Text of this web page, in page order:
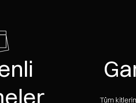
tarafından çevreye karşı geliştirilen
yüzeyini karbonlaştırma
otantik bir Zen meditasyon tekniğiydi.
Vernici tarafından geliştirilen
sonucu elde etmemizi sağlayan daha
Tüm